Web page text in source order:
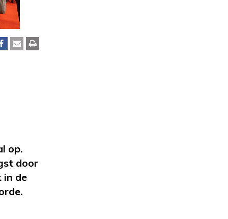
op.
door
in de